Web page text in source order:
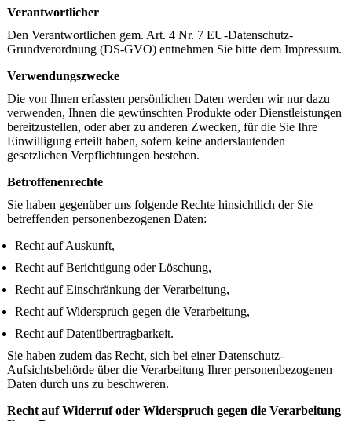
Verantwortlicher
Den Verantwortlichen gem. Art. 4 Nr. 7 EU-Datenschutz-
Grundverordnung (DS-GVO) entnehmen Sie bitte dem Impressum.
Verwendungszwecke
Die von Ihnen erfassten persönlichen Daten werden wir nur dazu
verwenden, Ihnen die gewünschten Produkte oder Dienstleistungen
bereitzustellen, oder aber zu anderen Zwecken, für die Sie Ihre
Einwilligung erteilt haben, sofern keine anderslautenden
gesetzlichen Verpflichtungen bestehen.
Betroffenenrechte
Sie haben gegenüber uns folgende Rechte hinsichtlich der Sie
betreffenden personenbezogenen Daten:
Recht auf Auskunft,
Recht auf Berichtigung oder Löschung,
Recht auf Einschränkung der Verarbeitung,
Recht auf Widerspruch gegen die Verarbeitung,
Recht auf Datenübertragbarkeit.
Sie haben zudem das Recht, sich bei einer Datenschutz-
Aufsichtsbehörde über die Verarbeitung Ihrer personenbezogenen
Daten durch uns zu beschweren.
Recht auf Widerruf oder Widerspruch gegen die Verarbeitung